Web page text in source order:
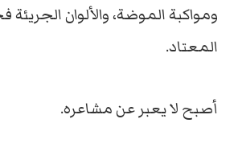
ومواكبة الموضة، والألوان الجريئة
المعتاد.
أصبح لا يعبر عن مشاعره.